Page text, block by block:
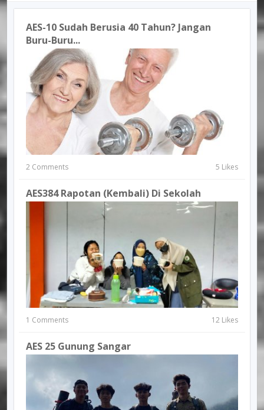
AES-10 Sudah Berusia 40 Tahun? Jangan
Buru-Buru...
2 Comments 5 Likes
AES384 Rapotan (kembali) Di Sekolah
1 Comments 12 Likes
AES 25 Gunung Sangar